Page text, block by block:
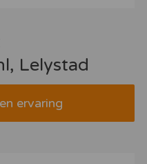
Lelystad
ervaring